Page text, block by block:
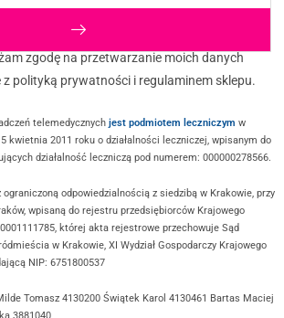
zgodę na przetwarzanie moich danych
polityką prywatności i regulaminem sklepu.
telemedycznychjest podmiotem leczniczym w
kwietnia 2011 roku o działalności leczniczej, wpisanym do
działalność leczniczą pod numerem: 000000278566.
ograniczoną odpowiedzialnością z siedzibą w Krakowie, przy
wpisaną do rejestru przedsiębiorców Krajowego
której akta rejestrowe przechowuje Sąd
w Krakowie, XI Wydział Gospodarczy Krajowego
NIP: 6751800537
Tomasz 4130200 Świątek Karol 4130461 Bartas Maciej